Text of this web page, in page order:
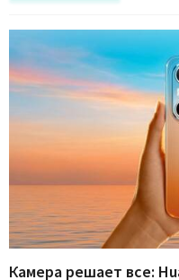
Камера решает все: